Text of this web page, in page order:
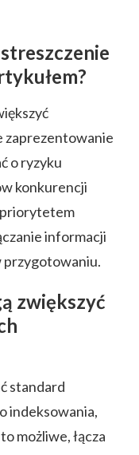
zaprezentowanie
o ryzyku
konkurencji
priorytetem
informacji
przygotowaniu.
zwiększyć
standard
indeksowania,
możliwe, łącza